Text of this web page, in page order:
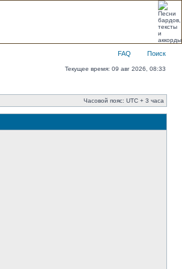
FAQ Поиск
Текущее время: 09 авг 2026, 08:33
Часовой пояс: UTC + 3 часа